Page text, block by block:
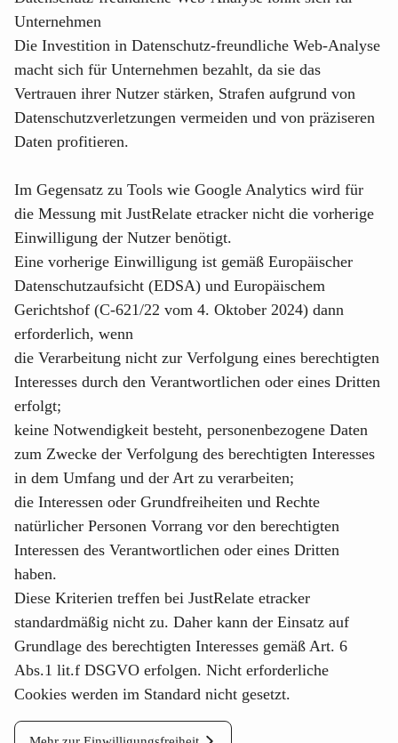
Unternehmen
Die Investition in Datenschutz-freundliche Web-Analyse
macht sich für Unternehmen bezahlt, da sie das
Vertrauen ihrer Nutzer stärken, Strafen aufgrund von
Datenschutzverletzungen vermeiden und von präziseren
Daten profitieren.
Im Gegensatz zu Tools wie Google Analytics wird für
die Messung mit JustRelate etracker nicht die vorherige
Einwilligung der Nutzer benötigt.
Eine vorherige Einwilligung ist gemäß Europäischer
Datenschutzaufsicht (EDSA) und Europäischem
Gerichtshof (C-621/22 vom 4. Oktober 2024) dann
erforderlich, wenn
die Verarbeitung nicht zur Verfolgung eines berechtigten
Interesses durch den Verantwortlichen oder eines Dritten
erfolgt;
keine Notwendigkeit besteht, personenbezogene Daten
zum Zwecke der Verfolgung des berechtigten Interesses
in dem Umfang und der Art zu verarbeiten;
die Interessen oder Grundfreiheiten und Rechte
natürlicher Personen Vorrang vor den berechtigten
Interessen des Verantwortlichen oder eines Dritten
haben.
Diese Kriterien treffen bei JustRelate etracker
standardmäßig nicht zu. Daher kann der Einsatz auf
Grundlage des berechtigten Interesses gemäß Art. 6
Abs.1 lit.f DSGVO erfolgen. Nicht erforderliche
Cookies werden im Standard nicht gesetzt.